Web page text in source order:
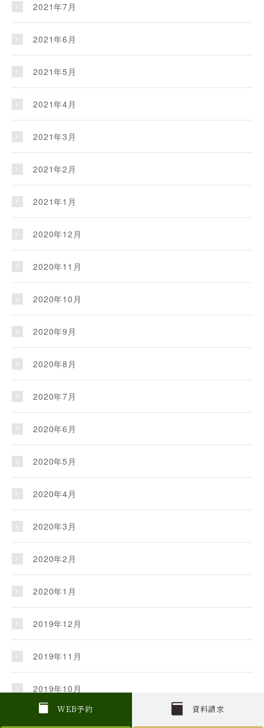
W EB予約 資料請求
2021年7月
2021年6月
2021年5月
2021年4月
2021年3月
2021年2月
2021年1月
2020年12月
2020年11月
2020年10月
2020年9月
2020年8月
2020年7月
2020年6月
2020年5月
2020年4月
2020年3月
2020年2月
2020年1月
2019年12月
2019年11月
2019年10月